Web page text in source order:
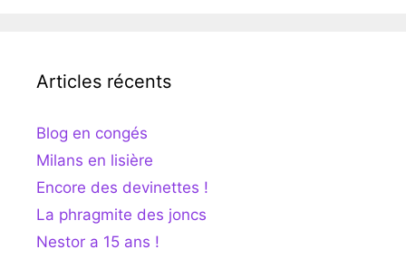
Articles récents
Blog en congés
Milans en lisière
Encore des devinettes !
La phragmite des joncs
Nestor a 15 ans !